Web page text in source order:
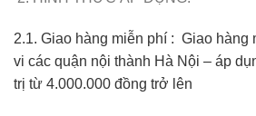
2.1. Giao hàng miễn phí : Giao hàng
vi các quận nội thành Hà Nội – áp
trị từ 4.000.000 đồng trở lên